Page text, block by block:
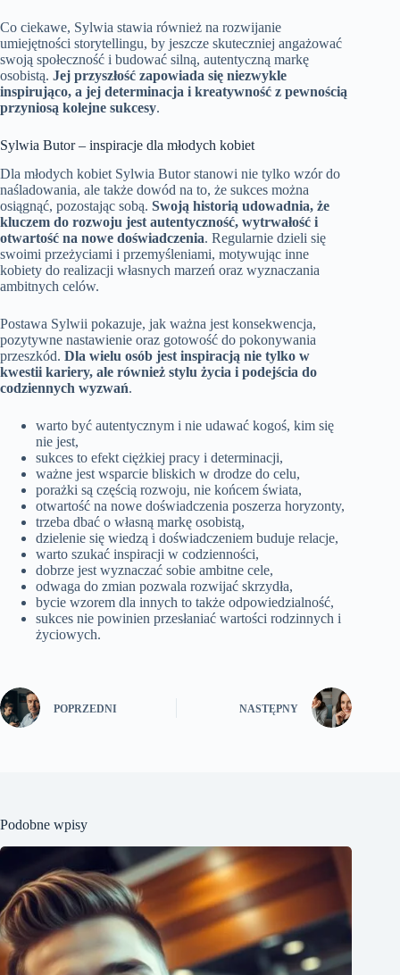
Co ciekawe, Sylwia stawia również na rozwijanie
umiejętności storytellingu, by jeszcze skuteczniej angażować
swoją społeczność i budować silną, autentyczną markę
osobistą. Jej przyszłość zapowiada się niezwykle
inspirująco, a jej determinacja i kreatywność z pewnością
przyniosą kolejne sukcesy.
Sylwia Butor – inspiracje dla młodych kobiet
Dla młodych kobiet Sylwia Butor stanowi nie tylko wzór do
naśladowania, ale także dowód na to, że sukces można
osiągnąć, pozostając sobą. Swoją historią udowadnia, że
kluczem do rozwoju jest autentyczność, wytrwałość i
otwartość na nowe doświadczenia. Regularnie dzieli się
swoimi przeżyciami i przemyśleniami, motywując inne
kobiety do realizacji własnych marzeń oraz wyznaczania
ambitnych celów.
Postawa Sylwii pokazuje, jak ważna jest konsekwencja,
pozytywne nastawienie oraz gotowość do pokonywania
przeszkód. Dla wielu osób jest inspiracją nie tylko w
kwestii kariery, ale również stylu życia i podejścia do
codziennych wyzwań.
warto być autentycznym i nie udawać kogoś, kim się
nie jest,
sukces to efekt ciężkiej pracy i determinacji,
ważne jest wsparcie bliskich w drodze do celu,
porażki są częścią rozwoju, nie końcem świata,
otwartość na nowe doświadczenia poszerza horyzonty,
trzeba dbać o własną markę osobistą,
dzielenie się wiedzą i doświadczeniem buduje relacje,
warto szukać inspiracji w codzienności,
dobrze jest wyznaczać sobie ambitne cele,
odwaga do zmian pozwala rozwijać skrzydła,
bycie wzorem dla innych to także odpowiedzialność,
sukces nie powinien przesłaniać wartości rodzinnych i
życiowych.
POPRZEDNI NASTĘPNY
Podobne wpisy